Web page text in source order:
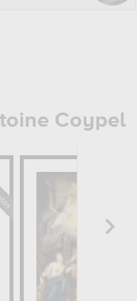
Coypel